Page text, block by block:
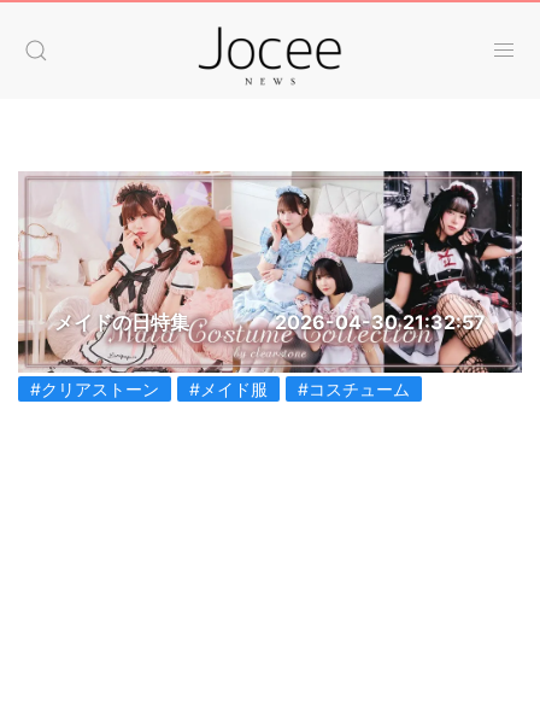
メイドの日特集 2026-04-30 21:32:57
#クリアストーン #メイド服 #コスチューム